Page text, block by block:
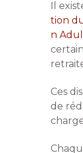
Il
tion
n
Ces
de